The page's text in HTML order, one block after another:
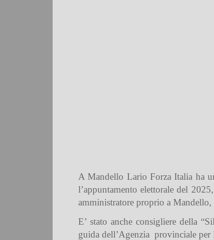
A Mandello Lario Forza Italia ha
l’appuntamento elettorale del
amministratore proprio a Mandello,
E’ stato anche consigliere della
guida dell’Agenzia provinciale per